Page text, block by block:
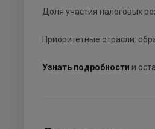
Доля участия налоговых
Приоритетные отрасли:
Узнать подробности и